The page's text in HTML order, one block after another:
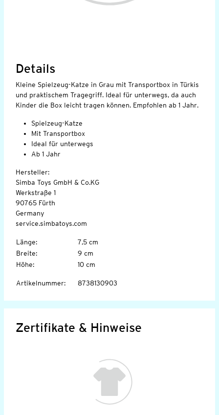
Details
Kleine Spielzeug-Katze in Grau mit Transportbox in Türkis
und praktischem Tragegriff. Ideal für unterwegs, da auch
Kinder die Box leicht tragen können. Empfohlen ab 1 Jahr.
Spielzeug-Katze
Mit Transportbox
Ideal für unterwegs
Ab 1 Jahr
Hersteller:
Simba Toys GmbH & Co.KG
Werkstraße 1
90765 Fürth
Germany
service.simbatoys.com
Länge:
7,5 cm
Breite:
9 cm
Höhe: 10 cm
Artikelnummer: 8738130903
Zertifikate & Hinweise